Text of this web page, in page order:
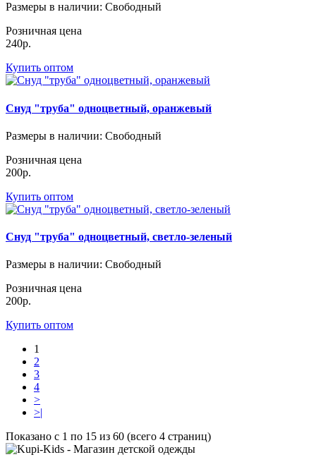
Размеры в наличии: Свободный
Розничная цена
240р.
Купить оптом
Снуд "труба" одноцветный, оранжевый
Размеры в наличии: Свободный
Розничная цена
200р.
Купить оптом
Снуд "труба" одноцветный, светло-зеленый
Размеры в наличии: Свободный
Розничная цена
200р.
Купить оптом
1
2
3
4
>
>|
Показано с 1 по 15 из 60 (всего 4 страниц)